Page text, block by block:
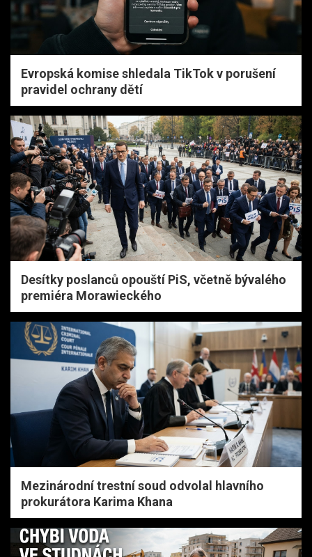
Evropská komise shledala TikTok v porušení
pravidel ochrany dětí
Desítky poslanců opouští PiS, včetně bývalého
premiéra Morawieckého
Mezinárodní trestní soud odvolal hlavního
prokurátora Karima Khana